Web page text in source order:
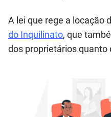
A lei que rege a locação
do Inquilinato, que
dos proprietários quanto